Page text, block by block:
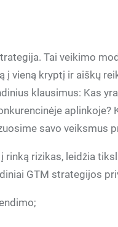
Tai veikimo
į vieną kryptį ir aiškų
klausimus: Kas
aplinkoje?
savo veiksmus
rizikas, leidžia
GTM strategijos